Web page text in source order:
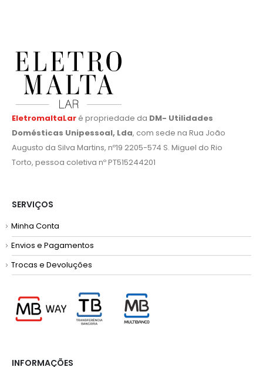
EletromaltaLar é propriedade da
Envios e Pagamentos
Trocas e Devoluções
INFORMAÇÕES